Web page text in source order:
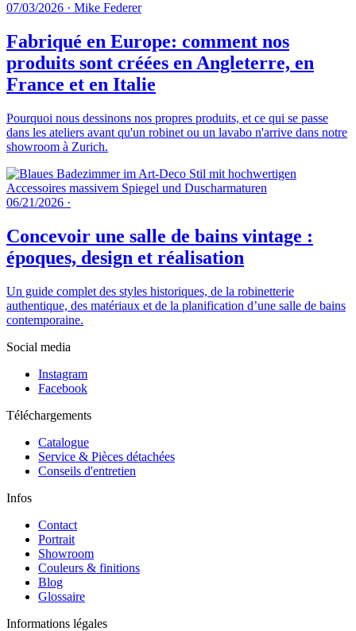
07/03/2026 · Mike Federer
Fabriqué en Europe: comment nos
produits sont créées en Angleterre, en
France et en Italie
Pourquoi nous dessinons nos propres produits, et ce qui se passe
dans les ateliers avant qu'un robinet ou un lavabo n'arrive dans notre
showroom à Zurich.
06/21/2026 ·
Concevoir une salle de bains vintage :
époques, design et réalisation
Un guide complet des styles historiques, de la robinetterie
authentique, des matériaux et de la planification d’une salle de bains
contemporaine.
Social media
Instagram
Facebook
Téléchargements
Catalogue
Service & Pièces détachées
Conseils d'entretien
Infos
Contact
Portrait
Showroom
Couleurs & finitions
Blog
Glossaire
Informations légales